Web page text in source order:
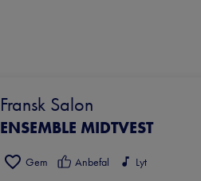
Fransk Salon
ENSEMBLE MIDTVEST
Gem Anbefal Lyt